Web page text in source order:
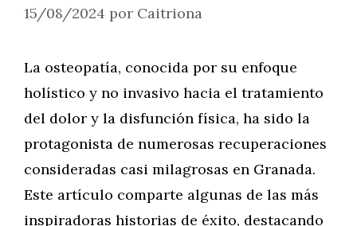
15/08/2024 por Caitriona
La osteopatía, conocida por su enfoque
holístico y no invasivo hacia el tratamiento
del dolor y la disfunción física, ha sido la
protagonista de numerosas recuperaciones
consideradas casi milagrosas en Granada.
Este artículo comparte algunas de las más
inspiradoras historias de éxito, destacando